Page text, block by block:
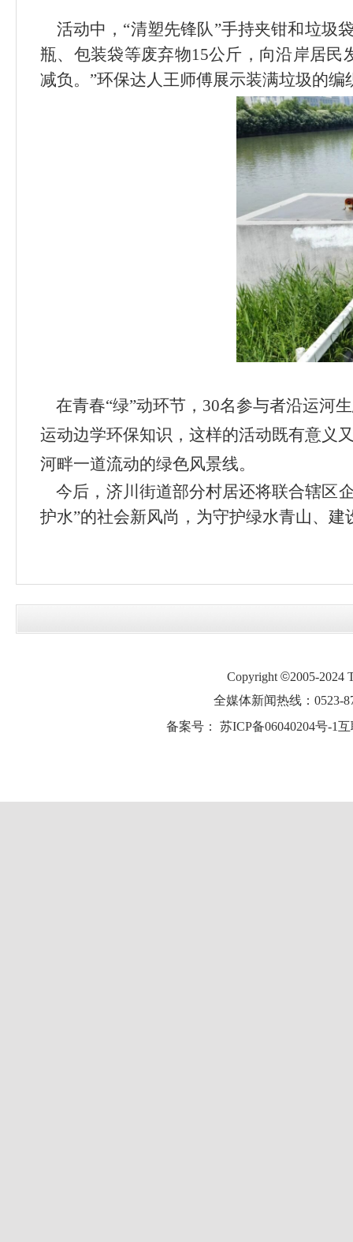
活动中， “清塑先锋队 ”手持夹钳和垃圾
瓶、包装袋等废弃物15公斤，向沿岸居民
减负。 ”环保达人王师傅展示装满垃圾的
在青春“绿”动环节， 30名参与者沿运河
运动边学环保知识，这样的活动既有意义
河畔一道流动的绿色风景线。
今后，济川街道部分村居还将联合辖区
护水”的社会新风尚，为守护绿水青山、建
Copyright ©2005-2024
全媒体新闻热线：0523-
备案号： 苏ICP备06040204号-1互